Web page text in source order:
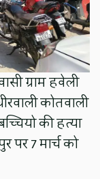
ग्राम हवेली
कोतवाली
की हत्या
पर 7 मार्च को